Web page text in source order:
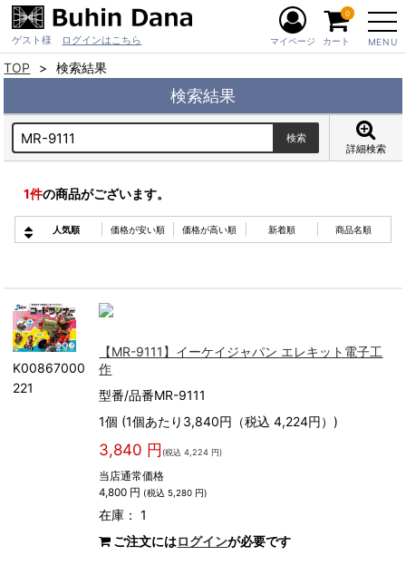
ゲスト様 ログインはこちら MENU
マイページ カート
0
TOP 検索結果
検索結果
詳細検索
1件の商品がございます。
人気順 価格が安い順 価格が高い順 新着順 商品名順
K00867000
221
【MR-9111】イーケイジャパン エレキット電子工
作
型番/品番MR-9111
1個 (1個あたり3,840円（税込 4,224円）)
3,840 円 (税込 4,224 円)
当店通常価格
4,800 円 (税込 5,280 円)
在庫： 1
ご注文にはログインが必要です